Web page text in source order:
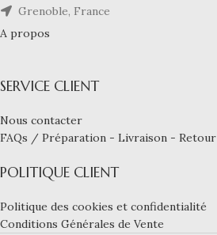
Grenoble, France
A propos
SERVICE CLIENT
Nous contacter
FAQs / Préparation - Livraison - Retour
POLITIQUE CLIENT
Politique des cookies et confidentialité
Conditions Générales de Vente